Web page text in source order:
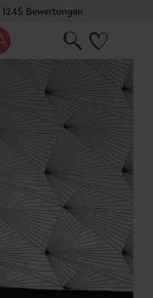
1245 Bewertungen